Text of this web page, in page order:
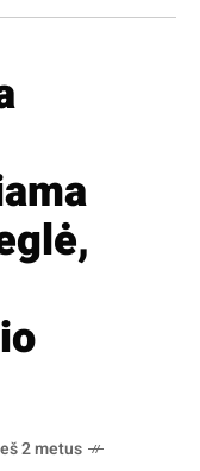
2 metus